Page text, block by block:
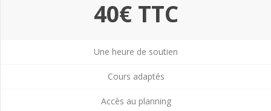
40€ TTC
Une heure de soutien
Cours adaptés
Accès au planning